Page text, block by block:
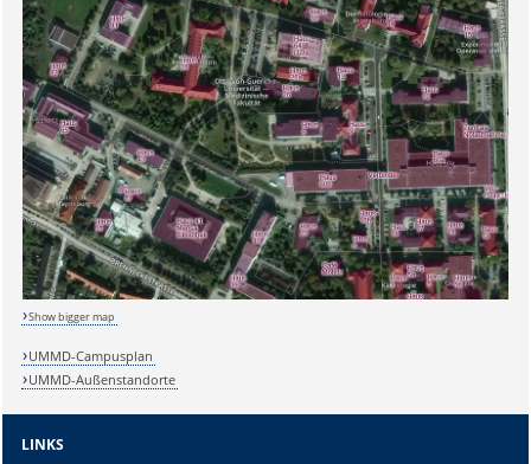
Sicherheitsabfrage:
Lösung:
Show bigger map
UMMD-Campusplan
UMMD-Außenstandorte
LINKS